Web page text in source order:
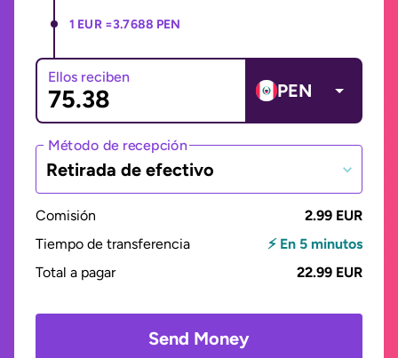
1 EUR =3.7688 PEN
Ellos reciben
PEN
Método de recepción
Retirada de efectivo
Comisión
2.99 EUR
Tiempo de transferencia
⚡ En 5 minutos
Total a pagar
22.99 EUR
Send Money